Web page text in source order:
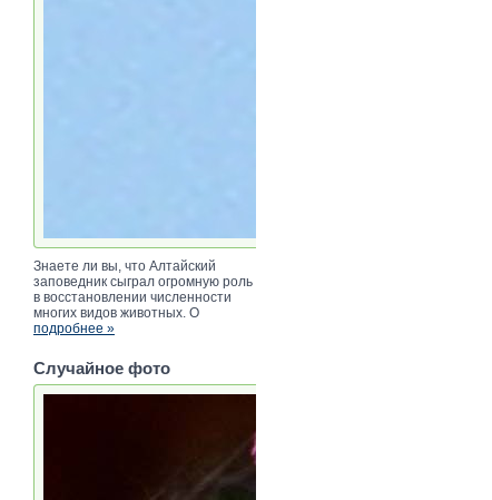
Знаете ли вы, что Алтайский
заповедник сыграл огромную роль
в восстановлении численности
многих видов животных. О
подробнее »
Случайное фото